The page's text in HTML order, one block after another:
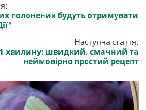
полонених будуть отримувати
Наступна стаття:
1 хвилину: швидкий, смачний та
неймовірно простий рецепт